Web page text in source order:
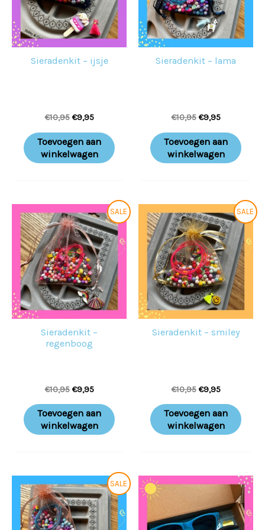
Sieradenkit – ijsje
€10,95 €9,95
Toevoegen aan
winkelwagen
Sieradenkit – lama
€10,95 €9,95
Toevoegen aan
winkelwagen
SALE
Sieradenkit –
regenboog
€10,95
Oorspronkelijke
prijs
was:
€10,95.
€9,95
Huidige
prijs
is:
€9,95.
Toevoegen aan
winkelwagen
SALE
Sieradenkit – smiley
€10,95
Oorspronkelijke
prijs
was:
€10,95.
€9,95
Huidige
prijs
is:
€9,95.
Toevoegen aan
winkelwagen
SALE
Oorspronkelijke
prijs
was:
€10,95.
Huidige
prijs
is:
€9,95.
€10,95
tot
€13,95
Dit
heeft